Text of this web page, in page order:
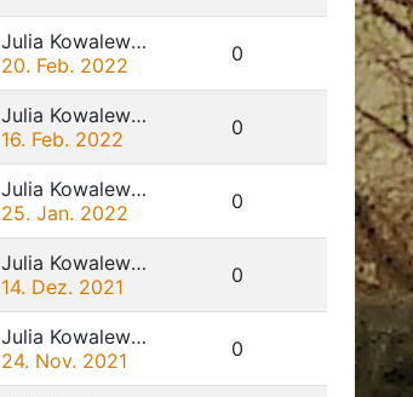
Julia Kowalewski
20. Feb. 2022
0
Julia Kowalewski
16. Feb. 2022
0
Julia Kowalewski
25. Jan. 2022
0
Julia Kowalewski
14. Dez. 2021
0
Julia Kowalewski
24. Nov. 2021
0